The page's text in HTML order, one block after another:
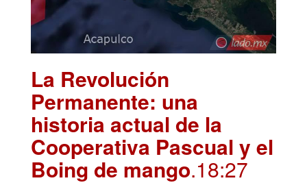
La Revolución
Permanente: una
historia actual de la
Cooperativa Pascual y el
Boing de mango.18:27